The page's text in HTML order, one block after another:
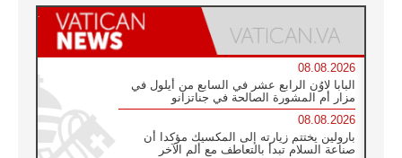
08.08.2026
البابا لاوُن الرابع عشر في السابع من أيلول في
مزار أم المشورة الصالحة في جناتزانو
08.08.2026
بارولين يختتم زيارته إلى المكسيك مؤكدا أن
صناعة السلام تبدأ بالتعاطف مع ألم الآخر